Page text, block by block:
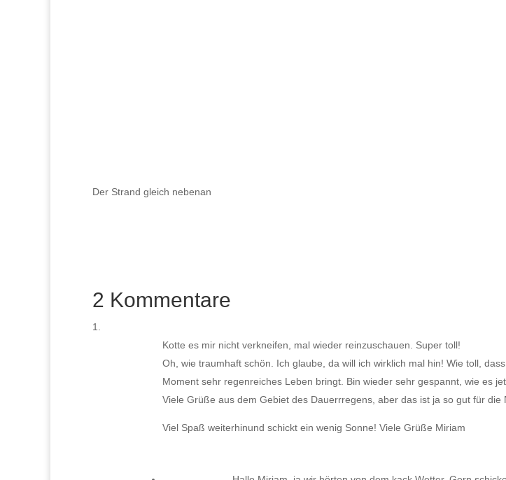
Der Strand gleich nebenan
2 Kommentare
Kotte es mir nicht verkneifen, mal wieder reinzuschauen. Super toll!
Oh, wie traumhaft schön. Ich glaube, da will ich wirklich mal hin! Wie toll,
Moment sehr regenreiches Leben bringt. Bin wieder sehr gespannt, wie es
Viele Grüße aus dem Gebiet des Dauerrregens, aber das ist ja so gut für die
Viel Spaß weiterhinund schickt ein wenig Sonne! Viele Grüße Miriam